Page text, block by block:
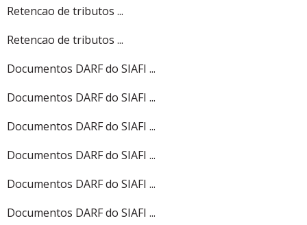
Retencao de tributos ...
Retencao de tributos ...
Documentos DARF do SIAFI ...
Documentos DARF do SIAFI ...
Documentos DARF do SIAFI ...
Documentos DARF do SIAFI ...
Documentos DARF do SIAFI ...
Documentos DARF do SIAFI ...